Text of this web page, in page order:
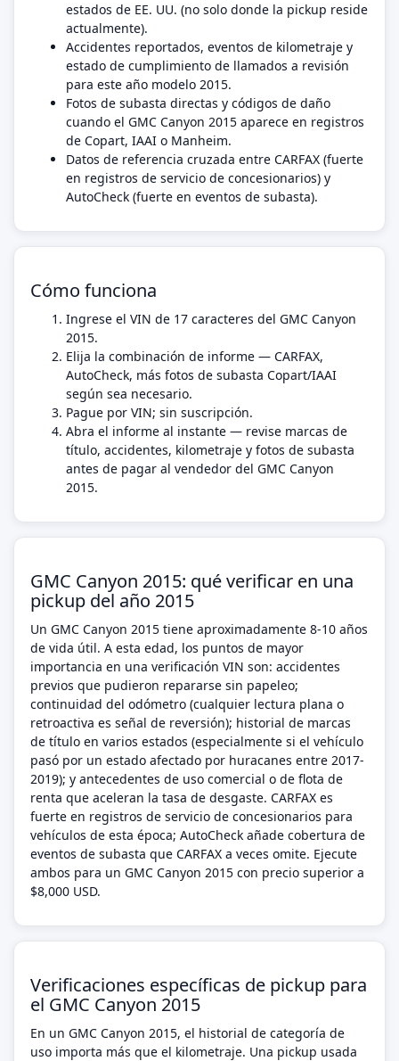
estados de EE. UU. (no solo donde la pickup reside
actualmente).
Accidentes reportados, eventos de kilometraje y
estado de cumplimiento de llamados a revisión
para este año modelo 2015.
Fotos de subasta directas y códigos de daño
cuando el GMC Canyon 2015 aparece en registros
de Copart, IAAI o Manheim.
Datos de referencia cruzada entre CARFAX (fuerte
en registros de servicio de concesionarios) y
AutoCheck (fuerte en eventos de subasta).
Cómo funciona
Ingrese el VIN de 17 caracteres del GMC Canyon
2015.
Elija la combinación de informe — CARFAX,
AutoCheck, más fotos de subasta Copart/IAAI
según sea necesario.
Pague por VIN; sin suscripción.
Abra el informe al instante — revise marcas de
título, accidentes, kilometraje y fotos de subasta
antes de pagar al vendedor del GMC Canyon
2015.
GMC Canyon 2015: qué verificar en una
pickup del año 2015
Un GMC Canyon 2015 tiene aproximadamente 8-10 años
de vida útil. A esta edad, los puntos de mayor
importancia en una verificación VIN son: accidentes
previos que pudieron repararse sin papeleo;
continuidad del odómetro (cualquier lectura plana o
retroactiva es señal de reversión); historial de marcas
de título en varios estados (especialmente si el vehículo
pasó por un estado afectado por huracanes entre 2017-
2019); y antecedentes de uso comercial o de flota de
renta que aceleran la tasa de desgaste. CARFAX es
fuerte en registros de servicio de concesionarios para
vehículos de esta época; AutoCheck añade cobertura de
eventos de subasta que CARFAX a veces omite. Ejecute
ambos para un GMC Canyon 2015 con precio superior a
$8,000 USD.
Verificaciones específicas de pickup para
el GMC Canyon 2015
En un GMC Canyon 2015, el historial de categoría de
uso importa más que el kilometraje. Una pickup usada